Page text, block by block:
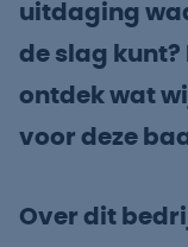
uitdaging
de slag kunt?
ontdek wat
voor deze
Over dit